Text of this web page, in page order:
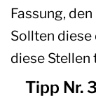
Fassung,
Sollten diese
diese Stellen
Tipp Nr.